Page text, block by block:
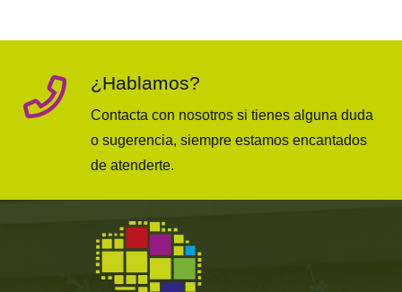
¿Hablamos?
Contacta con nosotros si tienes alguna duda
o sugerencia, siempre estamos encantados
de atenderte.